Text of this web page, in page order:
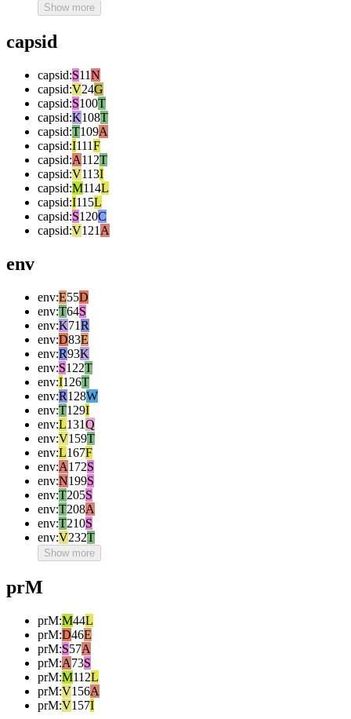
Show more
capsid
capsid:S11N
capsid:V24G
capsid:S100T
capsid:K108T
capsid:T109A
capsid:I111F
capsid:A112T
capsid:V113I
capsid:M114L
capsid:I115L
capsid:S120C
capsid:V121 A
env
env:E55D
env:T64S
env:K71R
env:D83E
env:R93K
env:S122T
env:I126T
env:R128W
env:T129I
env:L131Q
env:V159T
env:L167F
env:A172S
env:N199S
env:T205S
env:T208A
env:T210S
env:V232T
Show more
prM
prM:M44L
prM:D46E
prM:S57A
prM:A73S
prM:M112L
prM:V156A
prM:V157I